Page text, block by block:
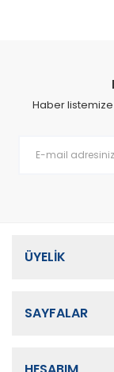
Haber
ÜYELİK
SAYFALAR